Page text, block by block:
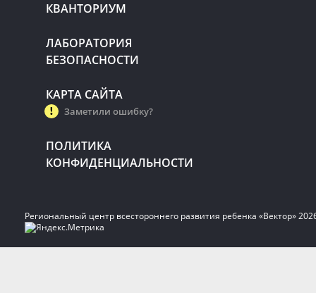
КВАНТОРИУМ
ЛАБОРАТОРИЯ
БЕЗОПАСНОСТИ
КАРТА САЙТА
Заметили ошибку?
ПОЛИТИКА
КОНФИДЕНЦИАЛЬНОСТИ
Региональный центр всестороннего развития ребенка «Вектор»